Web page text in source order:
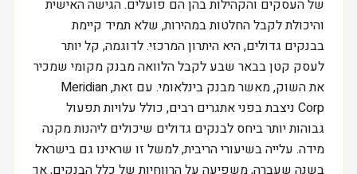
של העסקים והקהילות בהן הם פועלים. הגישה האישית
והיכולת לקבל החלטות במהירות, שלא תמיד קיימת
בבנקים גדולים, היא היתרון המרכזי. לדוגמה, קל יותר
לעסק קטן בבאר שבע לקבל הלוואה מבנק מקומי שמכיר
את השוק, מאשר מבנק בינלאומי. עם זאת, Meridian
Corp ניצבת בפני אתגרים רבים, כולל עלויות תפעול
גבוהות יותר ביחס לבנקים גדולים שיכולים ליהנות מקנה
מידה. עלייה בשיעורי הריבית, למשל זו שראינו גם בישראל
בשנה שעברה, משפיעה על הרווחיות של כלל הבנקים, אך